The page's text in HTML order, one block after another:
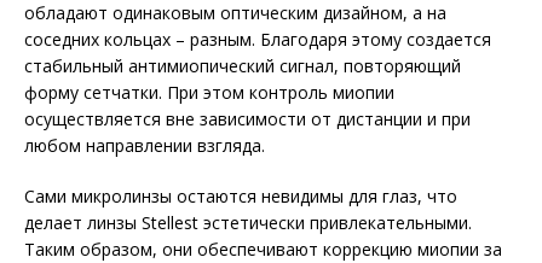
обладают одинаковым оптическим дизайном, а на
соседних кольцах – разным. Благодаря этому создается
стабильный антимиопический сигнал, повторяющий
форму сетчатки. При этом контроль миопии
осуществляется вне зависимости от дистанции и при
любом направлении взгляда.
Сами микролинзы остаются невидимы для глаз, что
делает линзы Stellest эстетически привлекательными.
Таким образом, они обеспечивают коррекцию миопии за